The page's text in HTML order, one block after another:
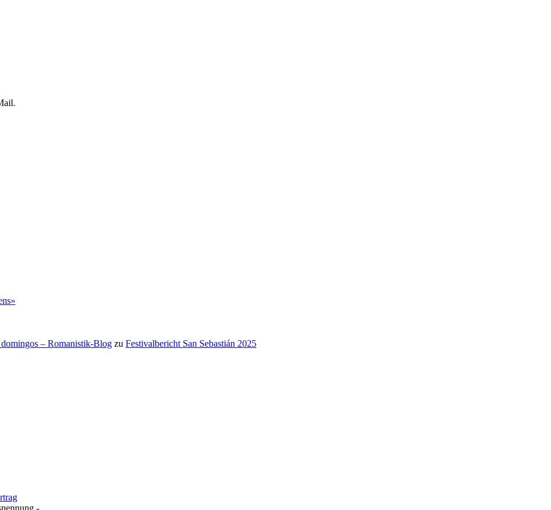
– Romanistik-Blog zu Festivalbericht San Sebastián 2025